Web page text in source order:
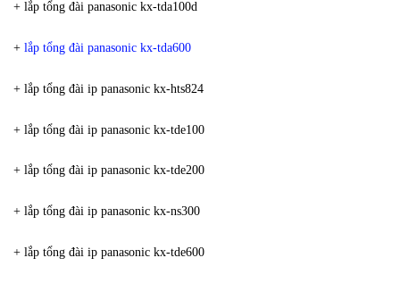
+ lắp tổng đài panasonic kx-tda100d
+ lắp tổng đài panasonic kx-tda600
+ lắp tổng đài ip panasonic kx-hts824
+ lắp tổng đài ip panasonic kx-tde100
+ lắp tổng đài ip panasonic kx-tde200
+ lắp tổng đài ip panasonic kx-ns300
+ lắp tổng đài ip panasonic kx-tde600